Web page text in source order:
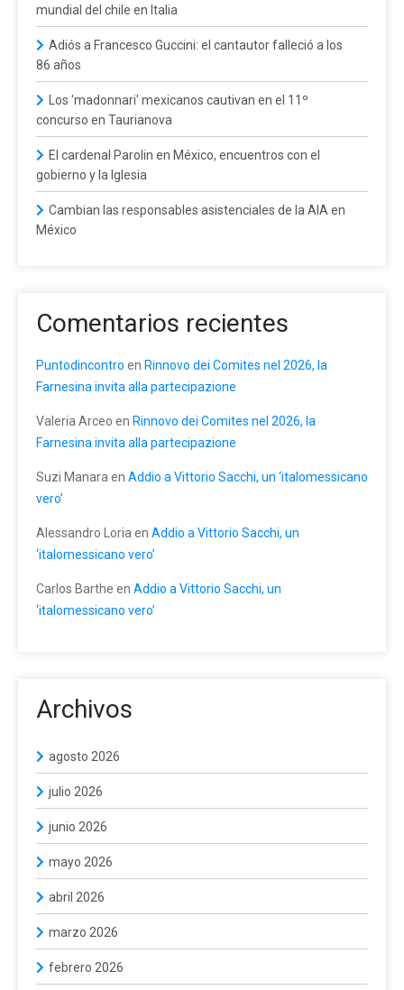
mundial del chile en Italia
Adiós a Francesco Guccini: el cantautor falleció a los
86 años
Los 'madonnari' mexicanos cautivan en el 11º
concurso en Taurianova
El cardenal Parolin en México, encuentros con el
gobierno y la Iglesia
Cambian las responsables asistenciales de la AIA en
México
Comentarios recientes
Puntodincontro en Rinnovo dei Comites nel 2026, la
Farnesina invita alla partecipazione
Valeria Arceo en Rinnovo dei Comites nel 2026, la
Farnesina invita alla partecipazione
Suzi Manara en Addio a Vittorio Sacchi, un ‘italomessicano
vero’
Alessandro Loria en Addio a Vittorio Sacchi, un
‘italomessicano vero’
Carlos Barthe en Addio a Vittorio Sacchi, un
‘italomessicano vero’
Archivos
agosto 2026
julio 2026
junio 2026
mayo 2026
abril 2026
marzo 2026
febrero 2026